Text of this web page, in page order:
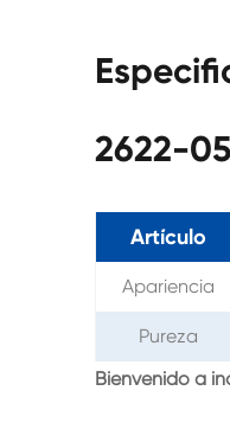
2622-
Artículo
Apariencia
Pureza
Bienvenido a